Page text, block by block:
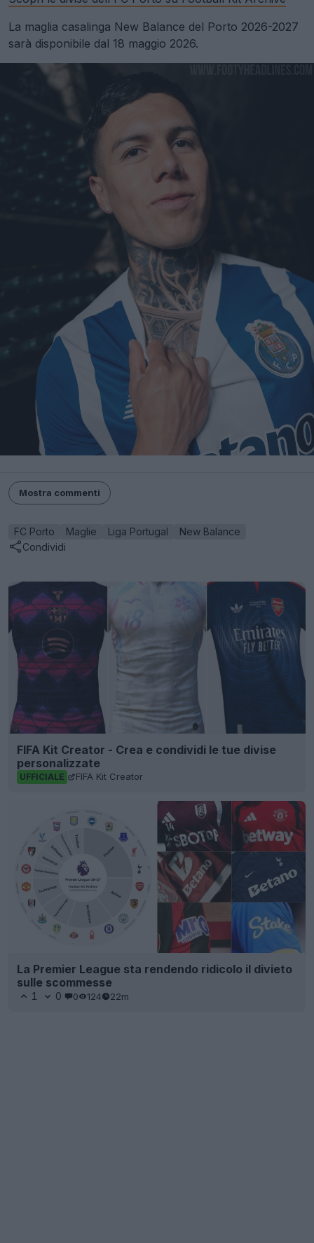
La maglia casalinga New Balance del Porto 2026-2027
sarà disponibile dal 18 maggio 2026.
Mostra commenti
FC Porto Maglie Liga Portugal
New Balance
Condividi
FIFA Kit Creator - Crea e condividi le tue divise
personalizzate
UFFICIALE FIFA Kit Creator
La Premier League sta rendendo ridicolo il divieto
sulle scommesse
1 0 0 124 22m